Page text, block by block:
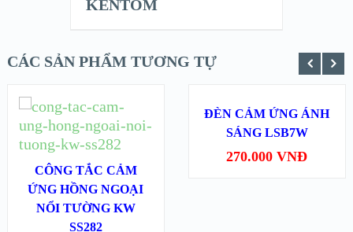
CÁC SẢN PHẨM TƯƠNG TỰ
XEM NHANH
XEM CHI TIẾT
MUA HÀNG
CÔNG TẮC CẢM
ỨNG HỒNG NGOẠI
NỔI TƯỜNG KW
SS282
XEM NHANH
ĐÈN CẢM ỨNG ÁNH
SÁNG LSB7W
270.000 VNĐ